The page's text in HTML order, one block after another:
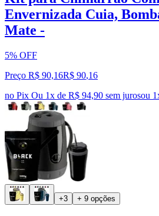
Envernizada Cuia,
Mate -
5% OFF
Preço R$ 90,16R$ 90,16
no Pix Ou 1x de R$ 94,90 sem jurosou 1
+3 + 9 opções